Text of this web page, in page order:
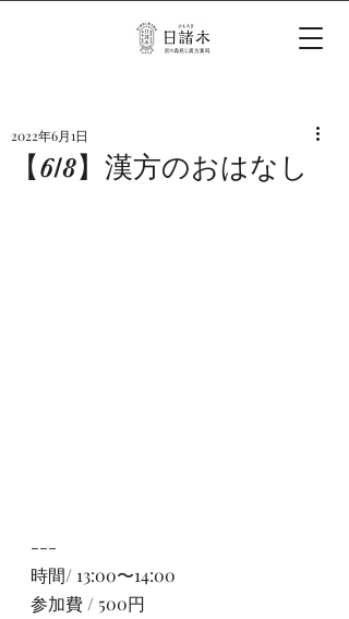
【6/8】漢方のおはなし
2022年6月1日
---
時間/ 13:00〜14:00
参加費 / 500円